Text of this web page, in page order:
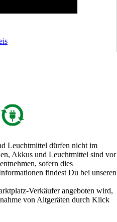
Leuchtmittel dürfen nicht im
Akkus und Leuchtmittel sind vor
sofern dies
findest Du bei unseren
Verkäufer angeboten wird,
von Altgeräten durch Klick